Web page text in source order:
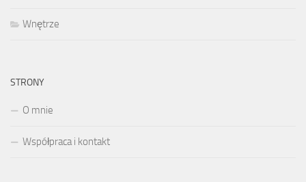
Wnętrze
STRONY
O mnie
Współpraca i kontakt